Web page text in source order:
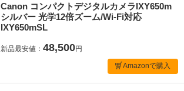
Canon コンパクトデジタルカメラIXY650m
シルバー 光学12倍ズーム/Wi-Fi対応
IXY650mSL
新品最安値： 48,500円
Amazonで購入